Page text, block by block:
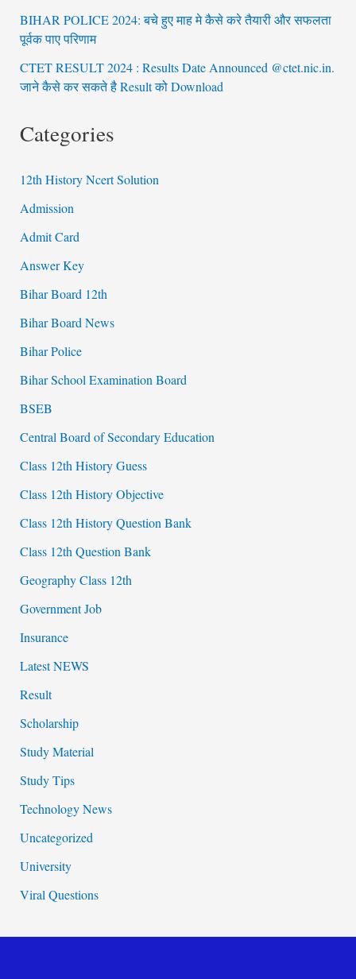
BIHAR POLICE 2024: बचे हुए माह मे कैसे करे तैयारी और सफलता
पूर्वक पाए परिणाम
CTET RESULT 2024 : Results Date Announced @ctet.nic.in.
जाने कैसे कर सकते है Result को Download
Categories
12th History Ncert Solution
Admission
Admit Card
Answer Key
Bihar Board 12th
Bihar Board News
Bihar Police
Bihar School Examination Board
BSEB
Central Board of Secondary Education
Class 12th History Guess
Class 12th History Objective
Class 12th History Question Bank
Class 12th Question Bank
Geography Class 12th
Government Job
Insurance
Latest NEWS
Result
Scholarship
Study Material
Study Tips
Technology News
Uncategorized
University
Viral Questions